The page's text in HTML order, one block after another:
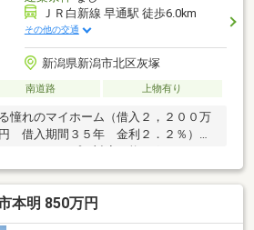
ＪＲ白新線 早通駅 徒歩6.0km
その他の交通
新潟県新潟市北区灰塚
南道路 上物有り
憧れのマイホーム（借入２，２００万
借入期間３５年 金利２．２％）土
もございます住宅ローン返済シュミレ
０万円ボーナス返済６００万円借入期
月の返済額５４，６５９円、ボーナス
ちボーナス月の増額分１２３，３５６
本明 850万円